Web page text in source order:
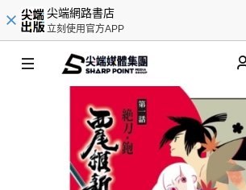
尖端網路書店
立刻使用官方APP